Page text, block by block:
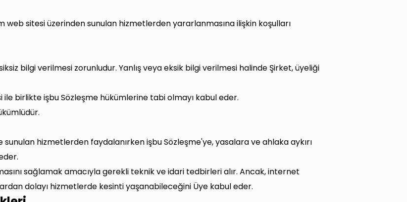
web sitesi üzerinden sunulan hizmetlerden yararlanmasına ilişkin koşulları
bilgi verilmesi zorunludur. Yanlış veya eksik bilgi verilmesi halinde Şirket, üyeliği
ile birlikte işbu Sözleşme hükümlerine tabi olmayı kabul eder.
hizmetlerden faydalanırken işbu Sözleşme'ye, yasalara ve ahlaka aykırı
sağlamak amacıyla gerekli teknik ve idari tedbirleri alır. Ancak, internet
dolayı hizmetlerde kesinti yaşanabileceğini Üye kabul eder.